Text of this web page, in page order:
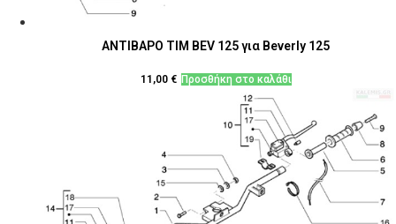
ΑΝΤΙΒΑΡΟ ΤΙΜ BEV 125 για Beverly 125
11,00 € Προσθήκη στο καλάθι